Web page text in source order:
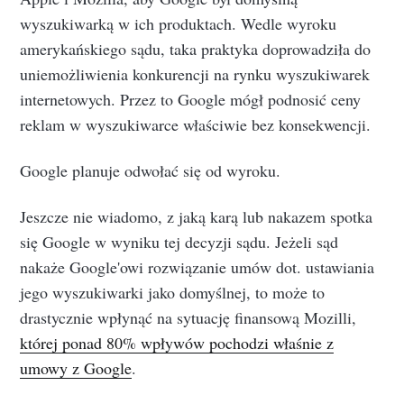
wyszukiwarką w ich produktach. Wedle wyroku
amerykańskiego sądu, taka praktyka doprowadziła do
uniemożliwienia konkurencji na rynku wyszukiwarek
internetowych. Przez to Google mógł podnosić ceny
reklam w wyszukiwarce właściwie bez konsekwencji.
Google planuje odwołać się od wyroku.
Jeszcze nie wiadomo, z jaką karą lub nakazem spotka
się Google w wyniku tej decyzji sądu. Jeżeli sąd
nakaże Google'owi rozwiązanie umów dot. ustawiania
jego wyszukiwarki jako domyślnej, to może to
drastycznie wpłynąć na sytuację finansową Mozilli,
której ponad 80% wpływów pochodzi właśnie z
umowy z Google.